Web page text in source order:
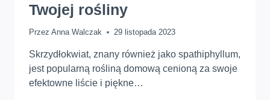
Twojej rośliny
Przez Anna Walczak 29 listopada 2023
Skrzydłokwiat, znany również jako spathiphyllum,
jest popularną rośliną domową cenioną za swoje
efektowne liście i piękne…